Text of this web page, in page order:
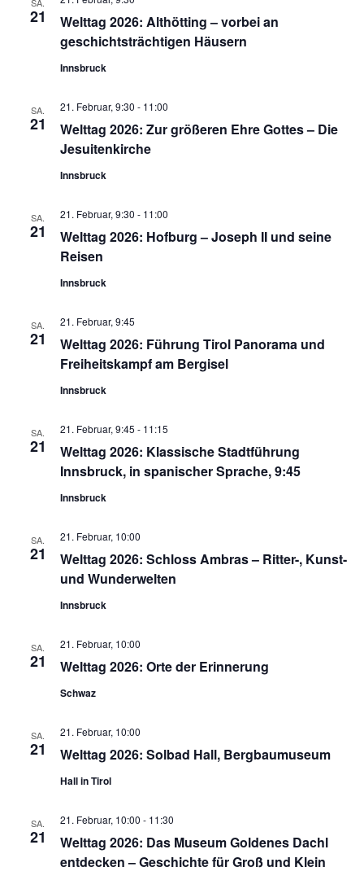
21
Welttag 2026: Althötting – vorbei an
geschichtsträchtigen Häusern
Innsbruck
SA.
21
Welttag 2026: Zur größeren Ehre Gottes – Die
Jesuitenkirche
21. Februar, 9:30 - 11:00
Innsbruck
SA.
21
Welttag 2026: Hofburg – Joseph II und seine
Reisen
21. Februar, 9:30 - 11:00
Innsbruck
SA.
21
Welttag 2026: Führung Tirol Panorama und
Freiheitskampf am Bergisel
21. Februar, 9:45
Innsbruck
SA.
21
Welttag 2026: Klassische Stadtführung
Innsbruck, in spanischer Sprache, 9:45
21. Februar, 9:45 - 11:15
Innsbruck
SA.
21
Welttag 2026: Schloss Ambras – Ritter-, Kunst-
und Wunderwelten
21. Februar, 10:00
Innsbruck
SA.
21 Welttag 2026: Orte der Erinnerung
21. Februar, 10:00
Schwaz
SA.
21 Welttag 2026: Solbad Hall, Bergbaumuseum
21. Februar, 10:00
Hall in Tirol
SA.
21
Welttag 2026: Das Museum Goldenes Dachl
entdecken – Geschichte für Groß und Klein
21. Februar, 10:00 - 11:30